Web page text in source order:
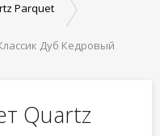
Parquet
Дуб Кедровый
Quartz